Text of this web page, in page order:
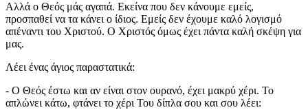
Αλλά ο Θεός μάς αγαπά. Εκείνα που δεν κάνουμε εμείς,
προσπαθεί να τα κάνει ο ίδιος. Εμείς δεν έχουμε καλό λογισμό
απέναντι του Χριστού. Ο Χριστός όμως έχει πάντα καλή σκέψη για
μας.
Λέει ένας άγιος παραστατικά:
- Ο Θεός έστω και αν είναι στον ουρανό, έχει μακρύ χέρι. Το
απλώνει κάτω, φτάνει το χέρι Του δίπλα σου και σου λέει: